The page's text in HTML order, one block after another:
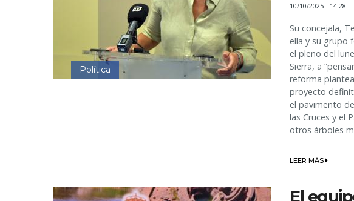
Política
10/10/2025 - 14:28
Su concejala,
ella y su grupo
el pleno del
Sierra, a
reforma
proyecto
el pavimento
las Cruces y el
otros árboles
LEER MÁS
El